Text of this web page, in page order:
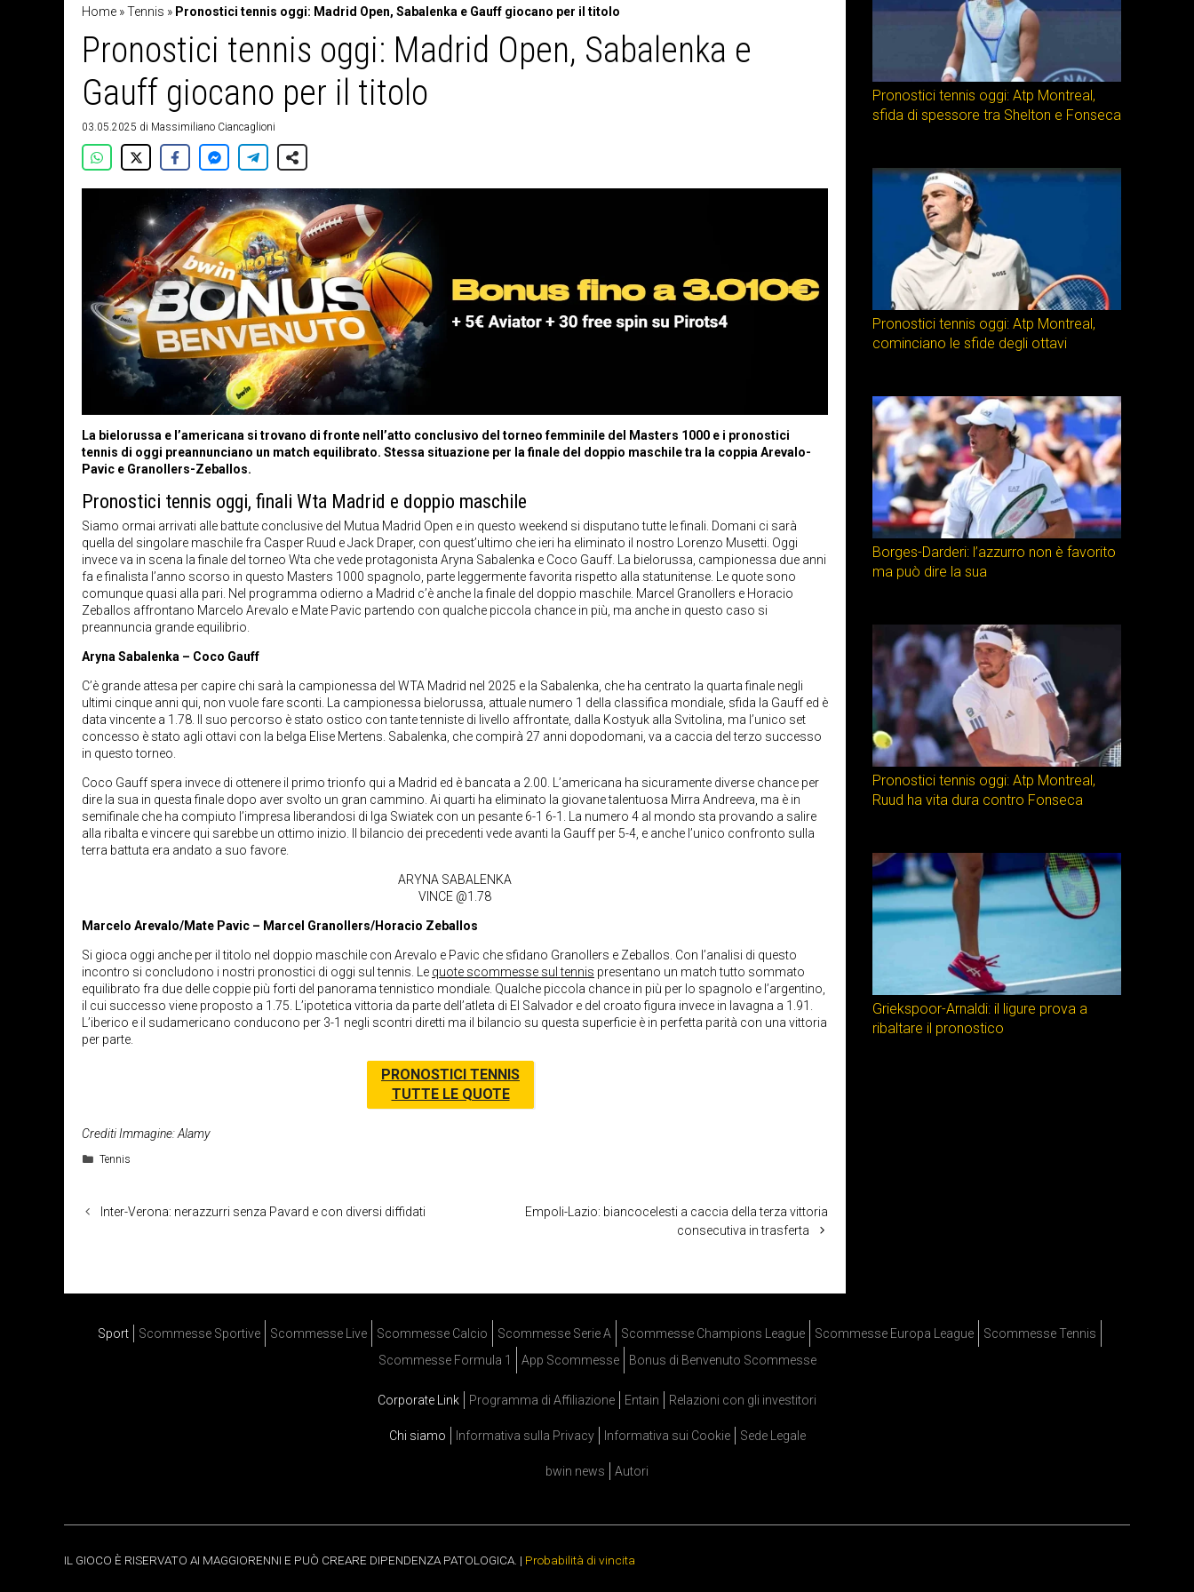
Home »Tennis » Pronostici tennis oggi: Madrid Open, Sabalenka e Gauff giocano per il titolo
Pronostici tennis oggi: Madrid Open, Sabalenka e
Gauff giocano per il titolo
03.05.2025 di Massimiliano Ciancaglioni
La bielorussa e l’americana si trovano di fronte nell’atto conclusivo del torneo femminile del Masters 1000 e i pronostici
tennis di oggi preannunciano un match equilibrato. Stessa situazione per la finale del doppio maschile tra la coppia Arevalo-
Pavic e Granollers-Zeballos.
Pronostici tennis oggi, finali Wta Madrid e doppio maschile
Siamo ormai arrivati alle battute conclusive del Mutua Madrid Open e in questo weekend si disputano tutte le finali. Domani ci sarà
quella del singolare maschile fra Casper Ruud e Jack Draper, con quest’ultimo che ieri ha eliminato il nostro Lorenzo Musetti. Oggi
invece va in scena la finale del torneo Wta che vede protagonista Aryna Sabalenka e Coco Gauff. La bielorussa, campionessa due anni
fa e finalista l’anno scorso in questo Masters 1000 spagnolo, parte leggermente favorita rispetto alla statunitense. Le quote sono
comunque quasi alla pari. Nel programma odierno a Madrid c’è anche la finale del doppio maschile. Marcel Granollers e Horacio
Zeballos affrontano Marcelo Arevalo e Mate Pavic partendo con qualche piccola chance in più, ma anche in questo caso si
preannuncia grande equilibrio.
Aryna Sabalenka – Coco Gauff
C’è grande attesa per capire chi sarà la campionessa del WTA Madrid nel 2025 e la Sabalenka, che ha centrato la quarta finale negli
ultimi cinque anni qui, non vuole fare sconti. La campionessa bielorussa, attuale numero 1 della classifica mondiale, sfida la Gauff ed è
data vincente a 1.78. Il suo percorso è stato ostico con tante tenniste di livello affrontate, dalla Kostyuk alla Svitolina, ma l’unico set
concesso è stato agli ottavi con la belga Elise Mertens. Sabalenka, che compirà 27 anni dopodomani, va a caccia del terzo successo
in questo torneo.
Coco Gauff spera invece di ottenere il primo trionfo qui a Madrid ed è bancata a 2.00. L’americana ha sicuramente diverse chance per
dire la sua in questa finale dopo aver svolto un gran cammino. Ai quarti ha eliminato la giovane talentuosa Mirra Andreeva, ma è in
semifinale che ha compiuto l’impresa liberandosi di Iga Swiatek con un pesante 6-1 6-1. La numero 4 al mondo sta provando a salire
alla ribalta e vincere qui sarebbe un ottimo inizio. Il bilancio dei precedenti vede avanti la Gauff per 5-4, e anche l’unico confronto sulla
terra battuta era andato a suo favore.
ARYNA SABALENKA
VINCE @1.78
Marcelo Arevalo/Mate Pavic – Marcel Granollers/Horacio Zeballos
Si gioca oggi anche per il titolo nel doppio maschile con Arevalo e Pavic che sfidano Granollers e Zeballos. Con l’analisi di questo
incontro si concludono i nostri pronostici di oggi sul tennis. Le quote scommesse sul tennis presentano un match tutto sommato
equilibrato fra due delle coppie più forti del panorama tennistico mondiale. Qualche piccola chance in più per lo spagnolo e l’argentino,
il cui successo viene proposto a 1.75. L’ipotetica vittoria da parte dell’atleta di El Salvador e del croato figura invece in lavagna a 1.91.
L’iberico e il sudamericano conducono per 3-1 negli scontri diretti ma il bilancio su questa superficie è in perfetta parità con una vittoria
per parte.
PRONOSTICI TENNIS
TUTTE LE QUOTE
Crediti Immagine: Alamy
Categorie
Tennis
Inter-Verona: nerazzurri senza Pavard e con diversi diffidati
Empoli-Lazio: biancocelesti a caccia della terza vittoria
consecutiva in trasferta
Pronostici tennis oggi: Atp Montreal,
sfida di spessore tra Shelton e Fonseca
Pronostici tennis oggi: Atp Montreal,
cominciano le sfide degli ottavi
Borges-Darderi: l’azzurro non è favorito
ma può dire la sua
Pronostici tennis oggi: Atp Montreal,
Ruud ha vita dura contro Fonseca
Griekspoor-Arnaldi: il ligure prova a
ribaltare il pronostico
Sport Scommesse Sportive Scommesse Live Scommesse Calcio Scommesse Serie A Scommesse Champions League Scommesse Europa League
Scommesse Tennis
Scommesse Formula 1
App Scommesse Bonus di Benvenuto Scommesse
Corporate Link Programma di Affiliazione Entain Relazioni con gli investitori
Chi siamo Informativa sulla Privacy Informativa sui Cookie Sede Legale
bwin news Autori
IL GIOCO È RISERVATO AI MAGGIORENNI E PUÒ CREARE DIPENDENZA PATOLOGICA. | Probabilità di vincita